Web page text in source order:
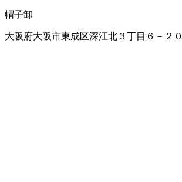
帽子卸
大阪府大阪市東成区深江北３丁目６－２０